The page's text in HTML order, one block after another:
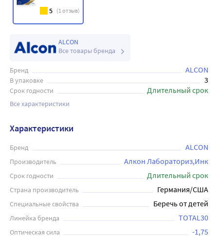
5 (1отзыв)
ALCON
Все товары бренда
Бренд ALCON
В упаковке 3
Срок годности Длительный срок
Все характеристики
Характеристики
Бренд ALCON
Производитель Алкон Лабораториз,Инк
Срок годности Длительный срок
Страна производитель Германия/США
Специальные свойства Беречь от детей
Линейка бренда TOTAL30
Оптическая сила -1,75